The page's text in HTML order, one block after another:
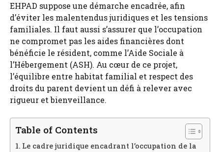
EHPAD suppose une démarche encadrée, afin
d’éviter les malentendus juridiques et les tensions
familiales. Il faut aussi s’assurer que l’occupation
ne compromet pas les aides financières dont
bénéficie le résident, comme l’Aide Sociale à
l’Hébergement (ASH). Au cœur de ce projet,
l’équilibre entre habitat familial et respect des
droits du parent devient un défi à relever avec
rigueur et bienveillance.
Table of Contents
Le cadre juridique encadrant l’occupation de la